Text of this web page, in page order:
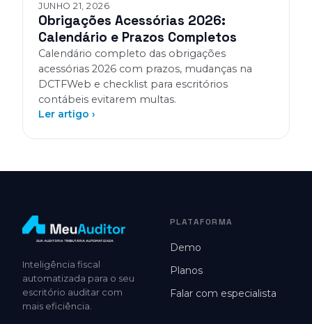
JUNHO 21, 2026
Obrigações Acessórias 2026:
Calendário e Prazos Completos
Calendário completo das obrigações
acessórias 2026 com prazos, mudanças na
DCTFWeb e checklist para escritórios
contábeis evitarem multas.
Ler artigo ›
Inteligência fiscal
automatizada para o seu
escritório auditar com
mais eficiência.
PLATAFORMA
Demo
Planos
Falar com especialista